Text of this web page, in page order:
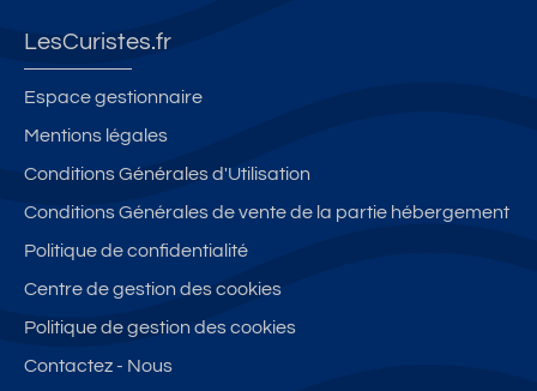
LesCuristes.fr
Espace gestionnaire
Mentions légales
Conditions Générales d'Utilisation
Conditions Générales de vente de la partie hébergement
Politique de confidentialité
Centre de gestion des cookies
Politique de gestion des cookies
Contactez - Nous